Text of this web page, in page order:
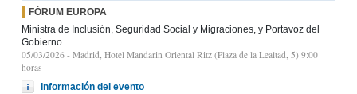
FÓRUM EUROPA
Ministra de Inclusión, Seguridad Social y Migraciones, y Portavoz del
Gobierno
05/03/2026 - Madrid, Hotel Mandarin Oriental Ritz (Plaza de la Lealtad, 5) 9:00
horas
Información del evento